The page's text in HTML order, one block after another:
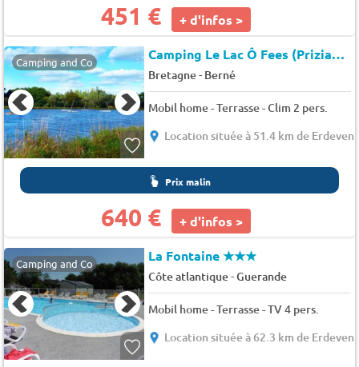
451 € + d'infos >
Camping and Co Camping Le Lac Ô Fees (Priziac à 6 km)
Bretagne- Berné
Mobil home - Terrasse - Clim 2 pers.
Location située à 51.4 km de Erdeven
Prix malin
640 € + d'infos >
Camping and Co La Fontaine★★★
Côte atlantique-Guerande
Mobil home - Terrasse - TV 4 pers.
Location située à 62.3 km de Erdeven